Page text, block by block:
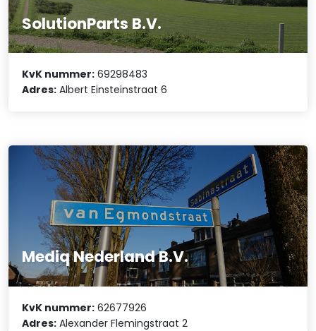
SolutionParts B.V.
KvK nummer: 69298483
Adres: Albert Einsteinstraat 6
Mediq Nederland B.V.
KvK nummer: 62677926
Adres: Alexander Flemingstraat 2